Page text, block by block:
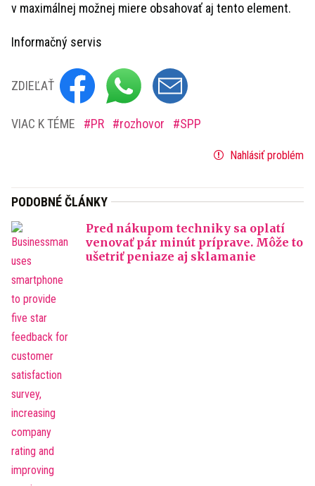
v maximálnej možnej miere obsahovať aj tento element.
Informačný servis
ZDIEĽAŤ
VIAC K TÉME PR rozhovor SPP
Nahlásiť problém
PODOBNÉ ČLÁNKY
Pred nákupom techniky sa oplatí
venovať pár minút príprave. Môže to
ušetriť peniaze aj sklamanie